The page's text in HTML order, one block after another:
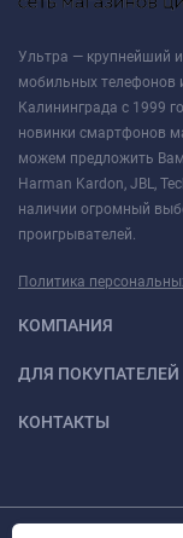
Ультра — крупнейший
мобильных телефонов
Калининграда с 1999
новинки смартфонов
можем предложить Вам
Harman Kardon, JBL,
наличии огромный
проигрывателей.
Политика
КОМПАНИЯ
ДЛЯ ПОКУПАТЕЛЕЙ
КОНТАКТЫ